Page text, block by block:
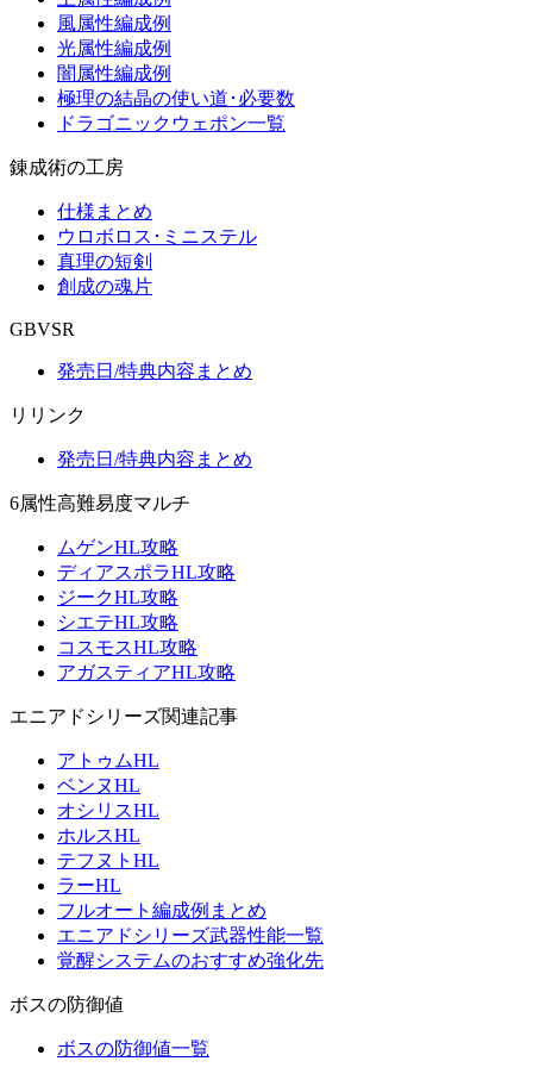
風属性編成例
光属性編成例
闇属性編成例
極理の結晶の使い道･必要数
ドラゴニックウェポン一覧
錬成術の工房
仕様まとめ
ウロボロス･ミニステル
真理の短剣
創成の魂片
GBVSR
発売日/特典内容まとめ
リリンク
発売日/特典内容まとめ
6属性高難易度マルチ
ムゲンHL攻略
ディアスポラHL攻略
ジークHL攻略
シエテHL攻略
コスモスHL攻略
アガスティアHL攻略
エニアドシリーズ関連記事
アトゥムHL
ベンヌHL
オシリスHL
ホルスHL
テフヌトHL
ラーHL
フルオート編成例まとめ
エニアドシリーズ武器性能一覧
覚醒システムのおすすめ強化先
ボスの防御値
ボスの防御値一覧